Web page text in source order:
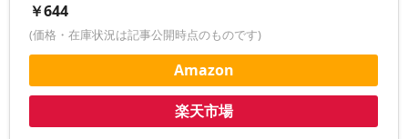
￥644
(価格・在庫状況は記事公開時点のものです)
Amazon
楽天市場